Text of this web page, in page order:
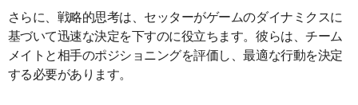
さらに、戦略的思考は、セッターがゲームのダイナミクスに
基づいて迅速な決定を下すのに役立ちます。彼らは、チーム
メイトと相手のポジショニングを評価し、最適な行動を決定
する必要があります。